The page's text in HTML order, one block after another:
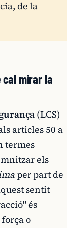
de la
cal mirar la
(LCS)
articles 50 a
termes
els
per part de
sentit
és
o